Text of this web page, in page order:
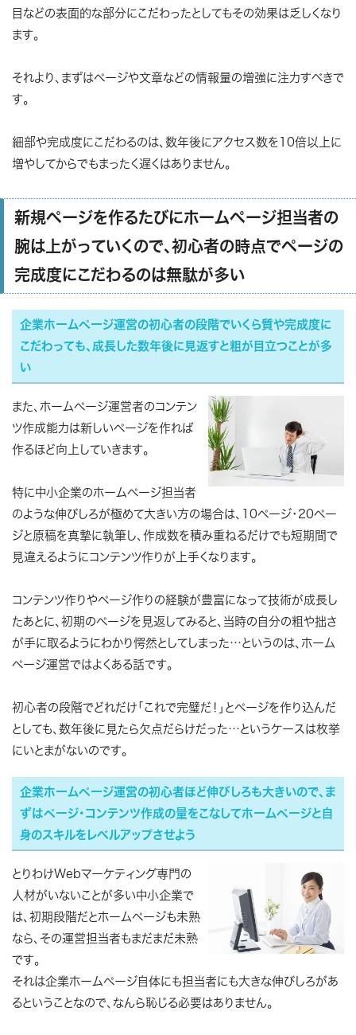
目などの表面的な部分にこだわったとしてもその効果は乏しくなり
ます。
それより、まずはページや文章などの情報量の増強に注力すべきで
す。
細部や完成度にこだわるのは、数年後にアクセス数を10倍以上に
増やしてからでもまったく遅くはありません。
新規ページを作るたびにホームページ担当者の
腕は上がっていくので、初心者の時点でページの
完成度にこだわるのは無駄が多い
企業ホームページ運営の初心者の段階でいくら質や完成度に
こだわっても、成長した数年後に見返すと粗が目立つことが多
い
また、ホームページ運営者のコンテン
ツ作成能力は新しいページを作れば
作るほど向上していきます。
特に中小企業のホームページ担当者
のような伸びしろが極めて大きい方の場合は、10ページ・20ペー
ジと原稿を真摯に執筆し、作成数を積み重ねるだけでも短期間で
見違えるようにコンテンツ作りが上手くなります。
コンテンツ作りやページ作りの経験が豊富になって技術が成長し
たあとに、初期のページを見返してみると、当時の自分の粗や拙さ
が手に取るようにわかり愕然としてしまった…というのは、ホーム
ページ運営ではよくある話です。
初心者の段階でどれだけ「これで完璧だ！」とページを作り込んだ
としても、数年後に見たら欠点だらけだった…というケースは枚挙
にいとまがないのです。
企業ホームページ運営の初心者ほど伸びしろも大きいので、ま
ずはページ・コンテンツ作成の量をこなしてホームページと自
身のスキルをレベルアップさせよう
とりわけWebマーケティング専門の
人材がいないことが多い中小企業で
は、初期段階だとホームページも未熟
なら、その運営担当者もまだまだ未熟
です。
それは企業ホームページ自体にも担当者にも大きな伸びしろがあ
るということなので、なんら恥じる必要はありません。